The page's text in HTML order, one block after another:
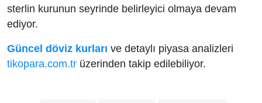
sterlin kurunun seyrinde belirleyici olmaya devam
ediyor.
Güncel döviz kurları ve detaylı piyasa analizleri
tikopara.com.tr üzerinden takip edilebiliyor.